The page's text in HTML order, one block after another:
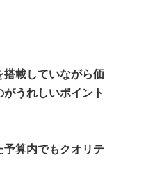
載していながら価
うれしいポイント
算内でもクオリテ